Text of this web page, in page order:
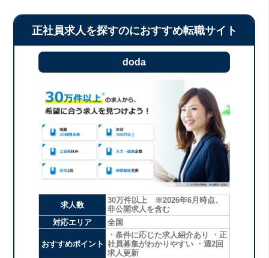
正社員求人を探すのにおすすめ転職サイト
doda
求人数
30万件以上 ※2026年6月時点、
非公開求人を含む
対応エリア
全国
おすすめポイント
・条件に応じた求人紹介あり ・正
社員募集がわかりやすい ・週2回
求人更新